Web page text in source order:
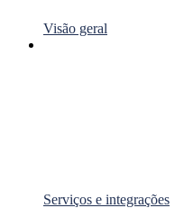
Visão geral
Serviços e integrações